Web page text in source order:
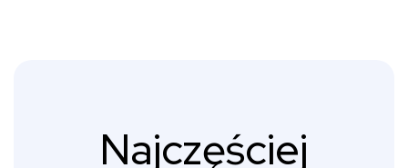
Najczęściej